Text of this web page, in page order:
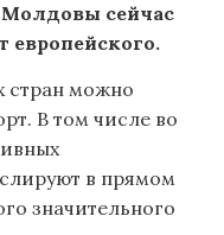
Молдовы сейчас
европейского.
стран можно
В том числе во
в прямом
значительного